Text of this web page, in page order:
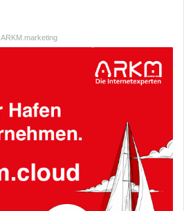
ARKM.marketing